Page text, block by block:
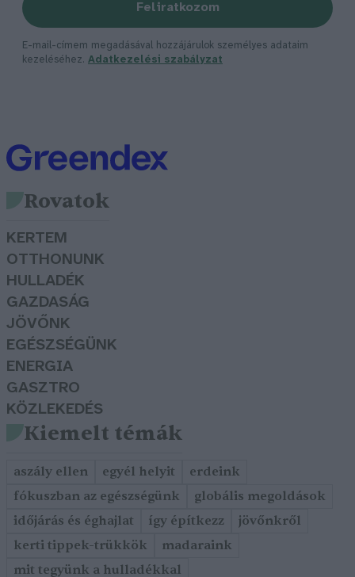
Feliratkozom
E-mail-címem megadásával hozzájárulok személyes adataim
kezeléséhez. Adatkezelési szabályzat
Rovatok
KERTEM
OTTHONUNK
HULLADÉK
GAZDASÁG
JÖVŐNK
EGÉSZSÉGÜNK
ENERGIA
GASZTRO
KÖZLEKEDÉS
Kiemelt témák
aszály ellen egyél helyit
erdeink
fókuszban az egészségünk
globális megoldások
időjárás és éghajlat
így építkezz
jövőnkről
kerti tippek-trükkök
madaraink
mit tegyünk a hulladékkal